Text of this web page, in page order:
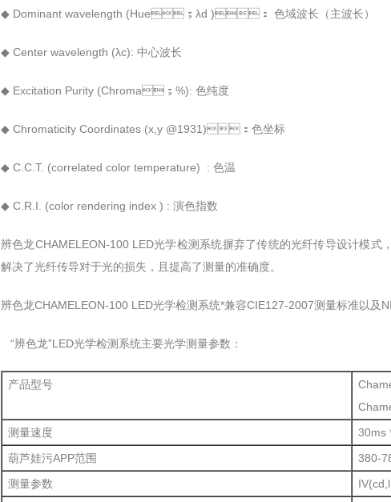
◆ Dominant wavelength (Hue；λd )： 色域波长（主波长）
◆ Center wavelength (λc): 中心波长
◆ Excitation Purity (Chroma；%): 色纯度
◆ Chromaticity Coordinates (x,y @1931)：色坐标
◆ C.C.T. (correlated color temperature) : 色温
◆ C.R.I. (color rendering index ) : 演色指数
辨色龙CHAMELEON-100 LED光学检测系统摒弃了传统的光纤传导设计模式，
解决了光纤传导对于光的损失，且提高了测量的准确度。
辨色龙CHAMELEON-100 LED光学检测系统*兼容CIE127-2007测量标准以及NIST标
“辨色龙”LED光学检测系统主要光学测量参数：
产品型号
测量速度
30ms
葫芦娃污APP范围
380-
测量参数